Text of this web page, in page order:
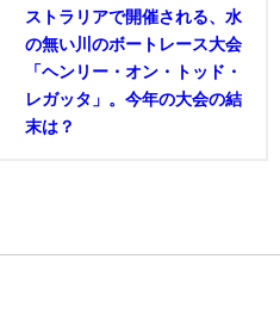
ストラリアで開催される、水
の無い川のボートレース大会
「ヘンリー・オン・トッド・
レガッタ」。今年の大会の結
末は？